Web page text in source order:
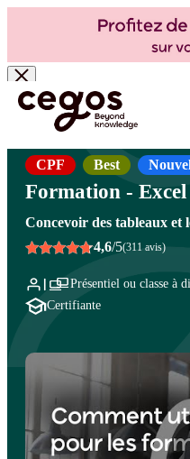
Skip to main content
Vous êtes ici : Accueil >Cegos,
- PAO/CAO> Logiciels bureautique
CPF Best
Formation -
Concevoir des tableaux et
4,6/5(311 avis)
Présentiel ou classe à
Certifiante